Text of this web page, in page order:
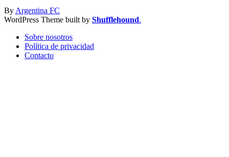
By Argentina FC
WordPress Theme built by Shufflehound.
Sobre nosotros
Política de privacidad
Contacto